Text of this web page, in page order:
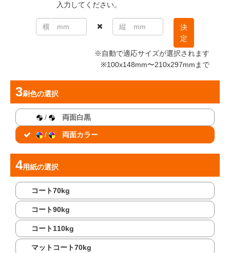
入力してください。
決
定
※自動で適応サイズが選択されます
※100x148mm〜210x297mmまで
刷色の選択
/ 両面白黒
/ 両面カラー
用紙の選択
コート70kg
コート90kg
コート110kg
マットコート70kg